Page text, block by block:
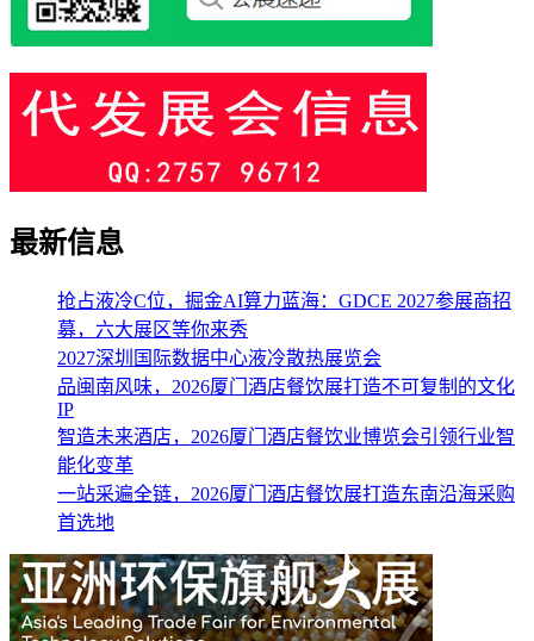
最新信息
抢占液冷C位，掘金AI算力蓝海：GDCE 2027参展商招
募，六大展区等你来秀
2027深圳国际数据中心液冷散热展览会
品闽南风味，2026厦门酒店餐饮展打造不可复制的文化
IP
智造未来酒店，2026厦门酒店餐饮业博览会引领行业智
能化变革
一站采遍全链，2026厦门酒店餐饮展打造东南沿海采购
首选地